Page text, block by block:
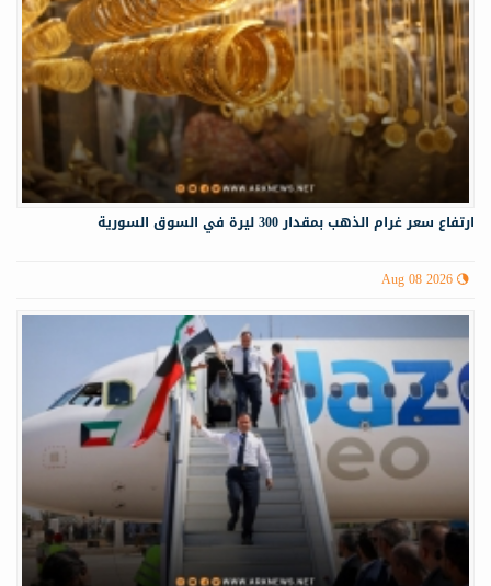
ارتفاع سعر غرام الذهب بمقدار 300 ليرة في السوق السورية
Aug 08 2026